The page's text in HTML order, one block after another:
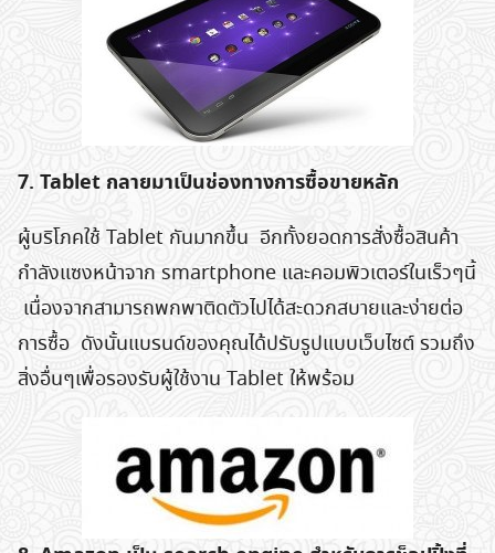
Search
for:
7. Tablet กลายมาเป็นช่องทางการซื้อขายหลัก
ผู้บริโภคใช้ Tablet กันมากขึ้น อีกทั้งยอดการสั่งซื้อสินค้า
กำลังแซงหน้าจาก smartphone และคอมพิวเตอร์ในเร็วๆนี้
เนื่องจากสามารถพกพาติดตัวไปได้สะดวกสบายและง่ายต่อ
การซื้อ ดังนั้นแบรนด์ของคุณได้ปรับรูปแบบเว็บไซต์ รวมถึง
สิ่งอื่นๆเพื่อรองรับผู้ใช้งาน Tablet ให้พร้อม